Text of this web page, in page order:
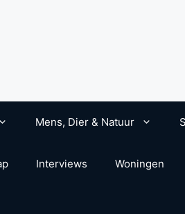
Mens, Dier & Natuur
Interviews Woningen